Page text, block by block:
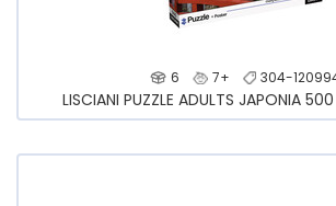
6 7+ 304-
LISCIANI PUZZLE ADULTS JAPONIA